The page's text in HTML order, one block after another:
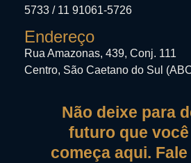
5733 / 11 91061-5726
Endereço
Rua Amazonas, 439, Conj. 111
Centro, São Caetano do Sul
Não deixe para
futuro que
começa aqui.